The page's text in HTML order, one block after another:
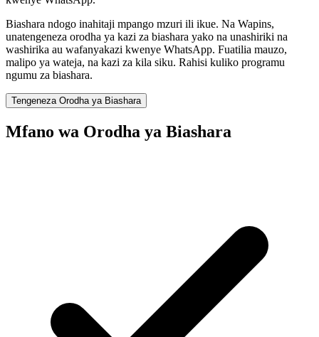
Biashara ndogo inahitaji mpango mzuri ili ikue. Na Wapins,
unatengeneza orodha ya kazi za biashara yako na unashiriki na
washirika au wafanyakazi kwenye WhatsApp. Fuatilia mauzo,
malipo ya wateja, na kazi za kila siku. Rahisi kuliko programu
ngumu za biashara.
Tengeneza Orodha ya Biashara
Mfano wa Orodha ya Biashara